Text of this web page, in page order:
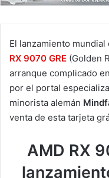
El lanzamiento
RX 9070 GRE (Golden
arranque complicado
por el portal
minorista alemán
venta de esta tarjeta
AMD RX